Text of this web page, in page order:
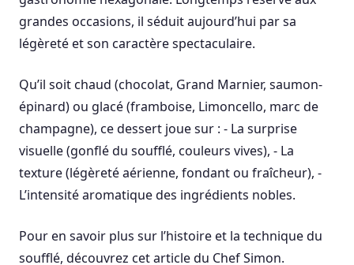
grandes occasions, il séduit aujourd’hui par sa
légèreté et son caractère spectaculaire.
Qu’il soit chaud (chocolat, Grand Marnier, saumon-
épinard) ou glacé (framboise, Limoncello, marc de
champagne), ce dessert joue sur : - La surprise
visuelle (gonflé du soufflé, couleurs vives), - La
texture (légèreté aérienne, fondant ou fraîcheur), -
L’intensité aromatique des ingrédients nobles.
Pour en savoir plus sur l’histoire et la technique du
soufflé, découvrez cet article du Chef Simon.